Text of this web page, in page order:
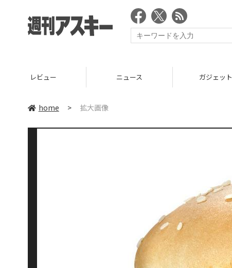
レビュー ニュース ガジェット
home > 拡大画像